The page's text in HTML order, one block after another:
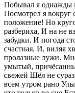
Побывал я однажды
Посмотрел я вокруг
положение! Но
разбериха, И на не
забудки. И погода
счастная, И, виляя
пролазные лужи.
умытый,
свежей Шёл не
всем утром рано